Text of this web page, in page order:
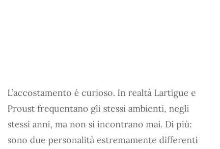
L’accostamento è curioso. In realtà Lartigue e
Proust frequentano gli stessi ambienti, negli
stessi anni, ma non si incontrano mai. Di più:
sono due personalità estremamente differenti